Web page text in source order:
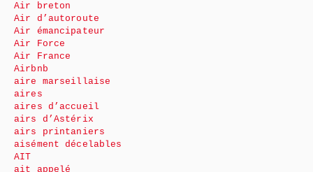
Air breton
Air d’autoroute
Air émancipateur
Air Force
Air France
Airbnb
aire marseillaise
aires
aires d’accueil
airs d’Astérix
airs printaniers
aisément décelables
AIT
ait appelé